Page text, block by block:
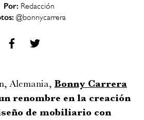
Por: Redacción
@bonnycarrera
Alemania, Bonny Carrera
renombre en la creación
de mobiliario con